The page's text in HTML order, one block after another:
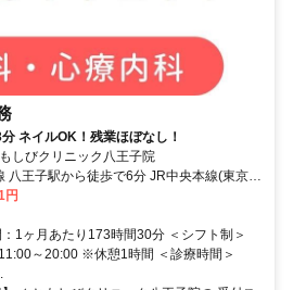
ネイルOK！残業ほぼなし！
しびクリニック八王子院
八王子駅から徒歩で6分 JR中央本線(東京～
分 JR中央線(快速) 八王子駅から徒歩で6分
円
1ヶ月あたり173時間30分 ＜シフト制＞
～20:00 ※休憩1時間 ＜診療時間＞